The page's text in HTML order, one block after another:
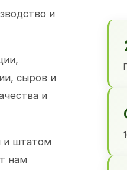
и
сыров и
и
и штатом
нам